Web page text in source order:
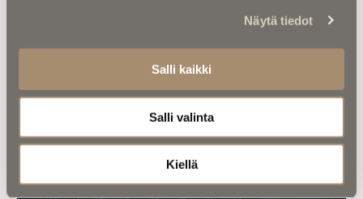
Näytä tiedot
Salli kaikki
Salli valinta
Kiellä
Pieni kirkko siirrettiin pois omasta
maisemastaan